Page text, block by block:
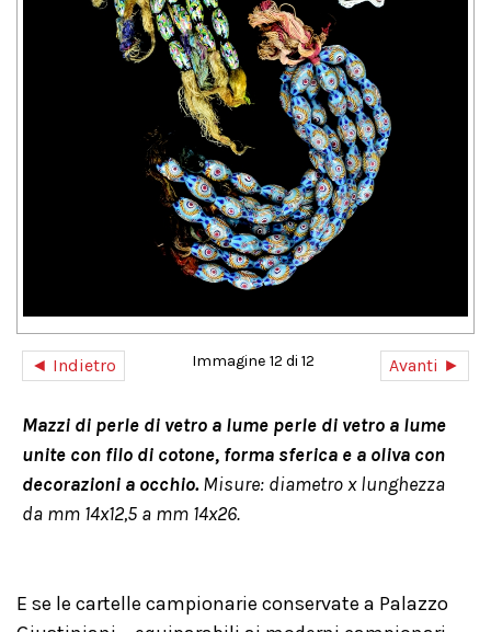
◄ Indietro Avanti ►
Immagine 12 di 12
Mazzi di perle di vetro a lume perle di vetro a lume
unite con filo di cotone, forma sferica e a oliva con
decorazioni a occhio.Misure: diametro x lunghezza
da mm 14x12,5 a mm 14x26.
E se le cartelle campionarie conservate a Palazzo